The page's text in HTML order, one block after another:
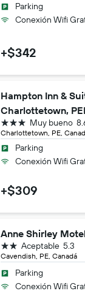
Parking
Conexión Wifi
+$342
Hampton Inn &
Charlottetown, PEI
Charlottetown, PE,
Muy bueno
3 estrellas
Parking
Conexión Wifi
+$309
Anne Shirley
Cavendish, PE, Canadá
5.3
Aceptable
2 estrellas
Parking
Conexión Wifi